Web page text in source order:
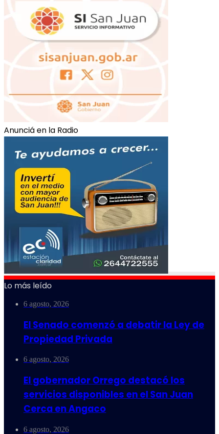
Anunciá en la Radio
Lo más leído
6 agosto, 2026
El Senado comenzó a debatir la Ley de
Propiedad Privada
6 agosto, 2026
El gobernador Orrego destacó los
servicios disponibles en el San Juan
Cerca en Angaco
6 agosto, 2026